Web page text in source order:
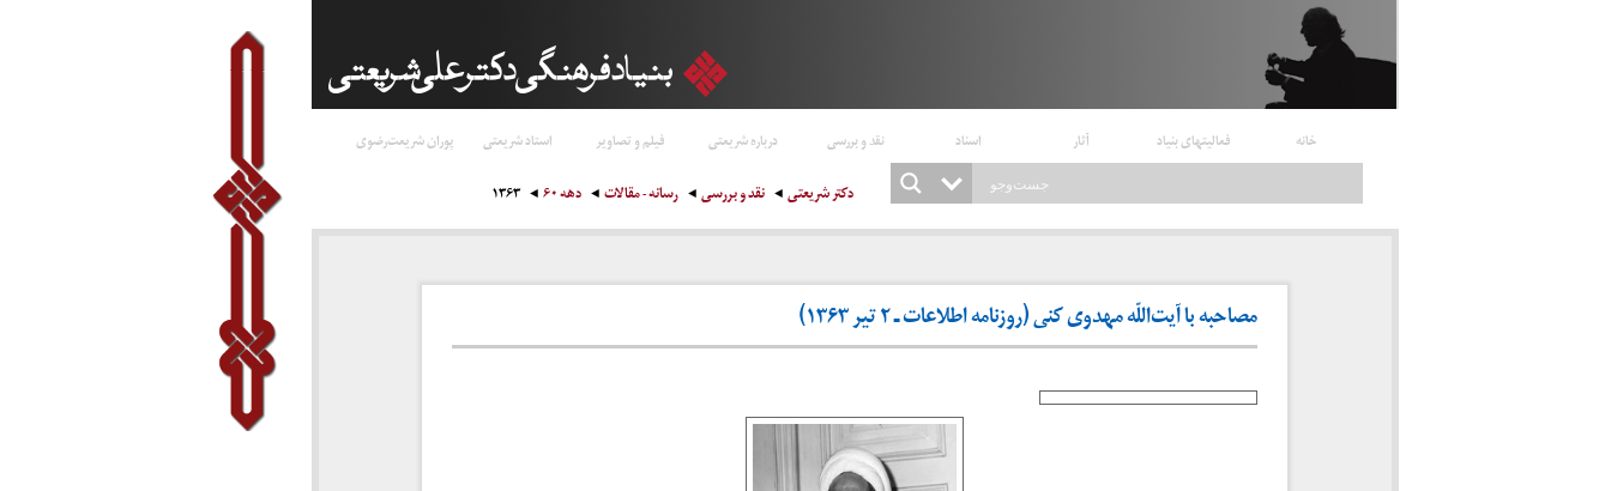
خانه فعالیتهای بنیاد آثار اسناد نقد و بررسی درباره شریعتی فیلم و تصاویر استاد شریعتی پوران شریعت‌رضوی
دکتر شریعتی نقد و بررسی رسانه - مقالات دهه ۶۰ ۱۳۶۳
مصاحبه با آیت‌اللّه مهدوی کنی (روزنامه اطلاعات ـ ۲ تیر ۱۳۶۳)